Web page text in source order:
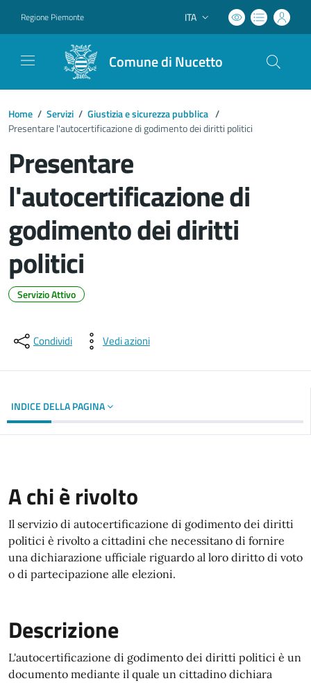
Regione Piemonte Lingua attiva:
ITA
Comune di Nucetto
Home / Servizi / Giustizia e sicurezza pubblica /
Presentare l'autocertificazione di godimento dei diritti politici
Presentare
l'autocertificazione di
godimento dei diritti
politici
Servizio Attivo
Condividi Vedi azioni
INDICE DELLA PAGINA
A chi è rivolto
Il servizio di autocertificazione di godimento dei diritti
politici è rivolto a cittadini che necessitano di fornire
una dichiarazione ufficiale riguardo al loro diritto di voto
o di partecipazione alle elezioni.
Descrizione
L'autocertificazione di godimento dei diritti politici è un
documento mediante il quale un cittadino dichiara